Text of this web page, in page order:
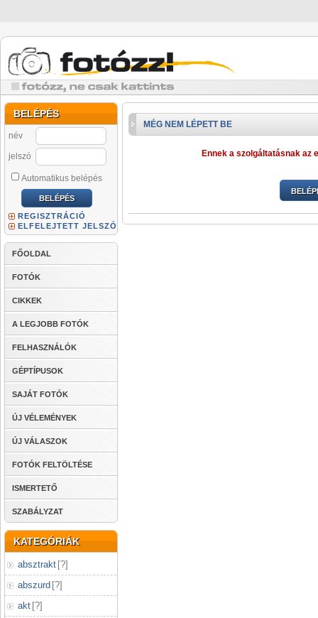
BELÉPÉS
név
jelszó
Automatikus belépés
REGISZTRÁCIÓ
ELFELEJTETT JELSZÓ
FŐOLDAL
FOTÓK
CIKKEK
A LEGJOBB FOTÓK
FELHASZNÁLÓK
GÉPTÍPUSOK
SAJÁT FOTÓK
ÚJ VÉLEMÉNYEK
ÚJ VÁLASZOK
FOTÓK FELTÖLTÉSE
ISMERTETŐ
SZABÁLYZAT
KATEGÓRIÁK
absztrakt [?]
abszurd [?]
akt [?]
MÉG NEM LÉPETT BE
Ennek a szolgáltatásnak az